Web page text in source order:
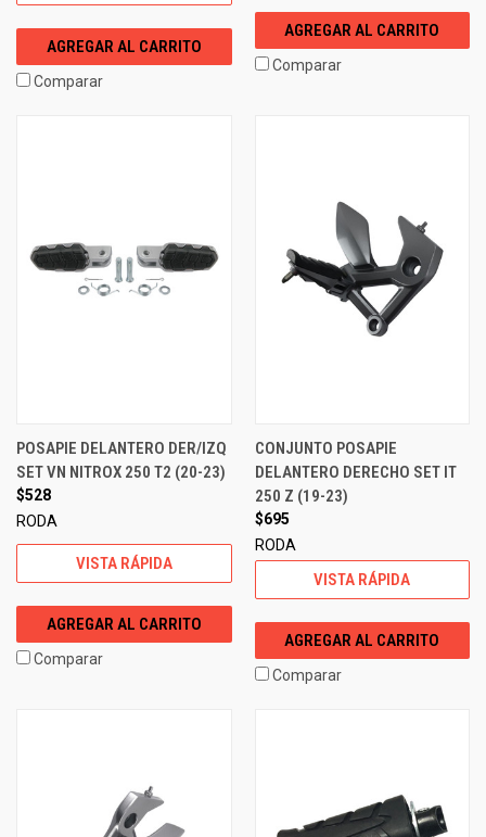
AGREGAR AL CARRITO
Comparar
AGREGAR AL CARRITO
Comparar
POSAPIE DELANTERO DER/IZQ
SET VN NITROX 250 T2 (20-23)
$528
RODA
VISTA RÁPIDA
AGREGAR AL CARRITO
Comparar
CONJUNTO POSAPIE
DELANTERO DERECHO SET IT
250 Z (19-23)
$695
RODA
VISTA RÁPIDA
AGREGAR AL CARRITO
Comparar